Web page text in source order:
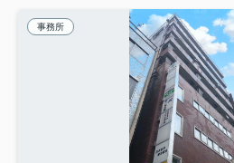
事務所